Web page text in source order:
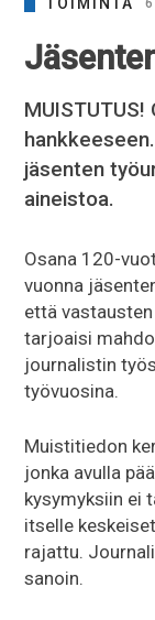
jäsenten
aineistoa.
Osana 120-
vuonna
että
tarjoaisi
journalistin
työvuosina.
Muistitiedon
jonka avulla
kysymyksiin ei
itselle
rajattu.
sanoin.